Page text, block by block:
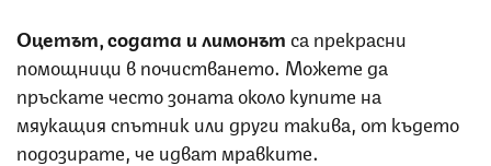
Оцетът, содата и лимонътса прекрасни
помощници в почистването. Можете да
пръскате често зоната около купите на
мяукащия спътник или други такива, от където
подозирате, че идват мравките.